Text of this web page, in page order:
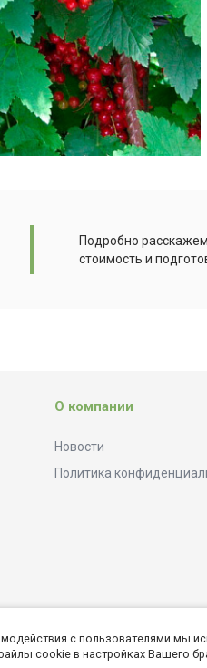
Подробно
стоимость и
О компании
Новости
Политика
с пользователями мы
cookie в настройках Вашего